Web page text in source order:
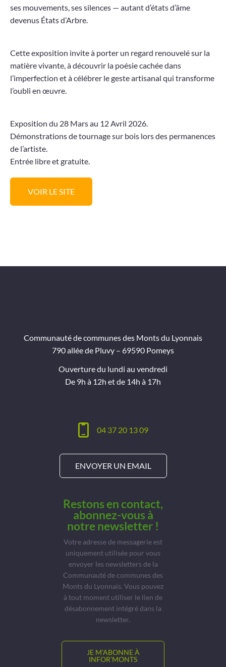
ses mouvements, ses silences — autant d’états d’âme
devenus États d’Arbre.
Cette exposition invite à porter un regard renouvelé sur la
matière vivante, à découvrir la poésie cachée dans
l’imperfection et à célébrer le geste artisanal qui transforme
l’oubli en œuvre.
Exposition du 28 Mars au 12 Avril 2026.
Démonstrations de tournage sur bois lors des permanences
de l’artiste.
Entrée libre et gratuite.
VOIR LE SITE
Communauté de communes des Monts du Lyonnais
790 allée de Pluvy – 69590 Pomeys
Ouverture du lundi au vendredi
De 9h à 12h et de 14h à 17h
04 37 20 13 09
ENVOYER UN EMAIL
Restons en contact,
abonnez-vous à
notre newsletter !
Votre adresse de messagerie est
uniquement utilisée pour vous
envoyer les newsletters de la
Communauté de communes des
Monts du Lyonnais. Vous pouvez
à tout moment utiliser le lien de
désabonnement intégré dans la
newsletter.
JE M’ABONNE À
INFOR’MONTS